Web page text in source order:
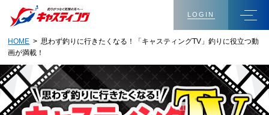
LOGIN
HOME > 思わず釣りに行きたくなる！「キャスティングTV」釣りに役立つ動
画が満載！